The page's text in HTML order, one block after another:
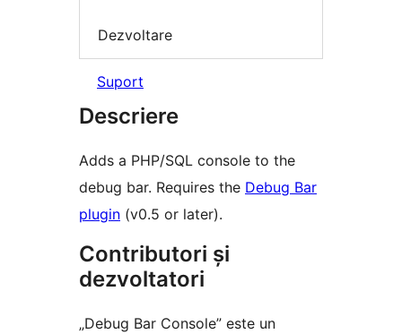
Dezvoltare
Suport
Descriere
Adds a PHP/SQL console to the
debug bar. Requires the Debug Bar
plugin (v0.5 or later).
Contributori și
dezvoltatori
„Debug Bar Console” este un